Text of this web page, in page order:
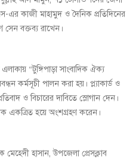
এর কাজী মাহামুদ ও দৈনিক প্রতিদিনের
সেন বক্তব্য রাখেন।
“টুঙ্গিপাড়া সাংবাদিক ঐক্য
কর্মসূচী পালন করা হয়। প্ল্যাকার্ড ও
ও বিচারের দাবিতে স্লোগান দেন।
একত্রিত হয়ে অংশগ্রহণ করেন।
মেহেদী হাসান, উপজেলা প্রেসক্লাব